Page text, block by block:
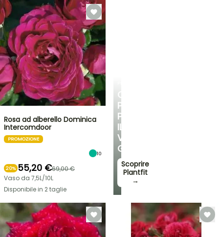
CONSIGLI
PERSONALIZZATI
PER
IL
VOSTRO
GIARDINO
Scoprire
Plantfit
→
Rosa ad alberello Dominica
Intercomdoor
PROMOZIONE
10
20% 55,20 €69,00 €
Vaso da 7,5L/10L
Disponibile in 2 taglie